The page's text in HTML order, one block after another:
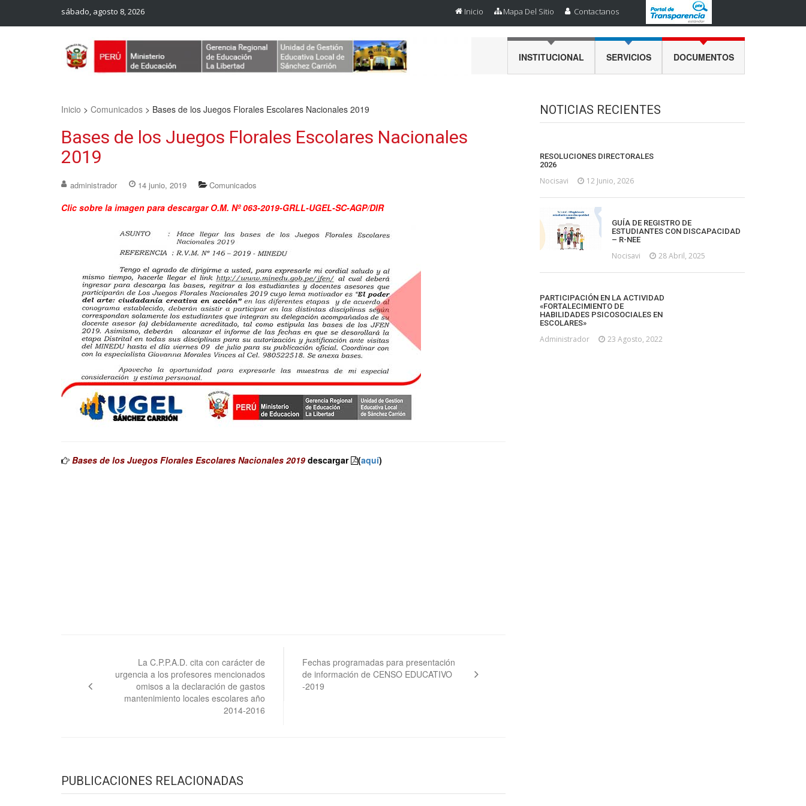
sábado, agosto 8, 2026 Inicio Mapa Del Sitio Contactanos
INSTITUCIONAL SERVICIOS DOCUMENTOS
Inicio > Comunicados > Bases de los Juegos Florales Escolares Nacionales 2019
Bases de los Juegos Florales Escolares Nacionales
2019
administrador 14 junio, 2019 Comunicados
Clic sobre la imagen para descargar O.M. Nº 063-2019-GRLL-UGEL-SC-AGP/DIR
Bases de los Juegos Florales Escolares Nacionales 2019 descargar (aquí)
entradas
La C.P.P.A.D. cita con carácter de
urgencia a los profesores mencionados
omisos a la declaración de gastos
mantenimiento locales escolares año
2014-2016
Fechas programadas para presentación
de información de CENSO EDUCATIVO
-2019
PUBLICACIONES RELACIONADAS
NOTICIAS RECIENTES
RESOLUCIONES DIRECTORALES
2026
Nocisavi 12 Junio, 2026
GUÍA DE REGISTRO DE
ESTUDIANTES CON DISCAPACIDAD
– R-NEE
Nocisavi 28 Abril, 2025
PARTICIPACIÓN EN LA ACTIVIDAD
«FORTALECIMIENTO DE
HABILIDADES PSICOSOCIALES EN
ESCOLARES»
Administrador 23 Agosto, 2022